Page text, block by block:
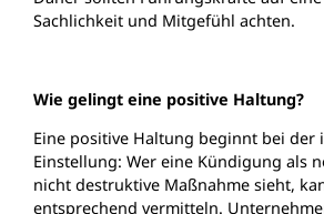
Sachlichkeit und Mitgefühl achten.
Wie gelingt eine positive Haltung?
Eine positive Haltung beginnt bei der
Einstellung: Wer eine Kündigung als
nicht destruktive Maßnahme sieht,
entsprechend vermitteln.